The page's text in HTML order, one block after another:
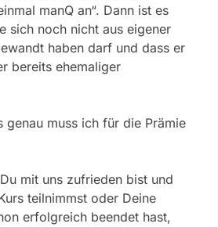
manQ an“. Dann ist es
sich noch nicht aus eigener
haben darf und dass er
bereits ehemaliger
genau muss ich für die Prämie
mit uns zufrieden bist und
teilnimmst oder Deine
erfolgreich beendet hast,